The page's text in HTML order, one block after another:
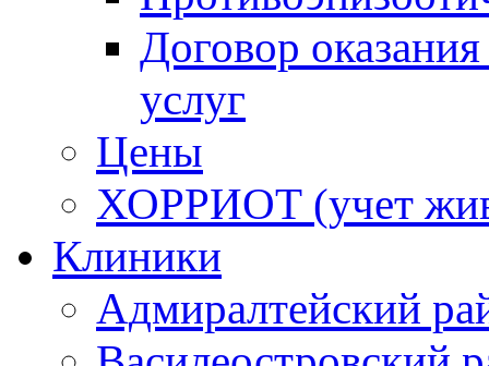
Договор
услуг
Цены
ХОРРИОТ (учет
Клиники
Адмиралтейский